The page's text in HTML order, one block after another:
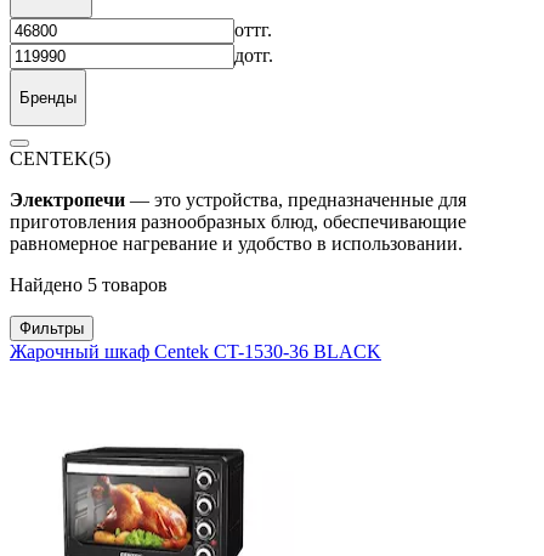
оттг.
дотг.
Бренды
CENTEK(5)
Электропечи — это устройства, предназначенные для
приготовления разнообразных блюд, обеспечивающие
равномерное нагревание и удобство в использовании.
Найдено 5 товаров
Фильтры
Жарочный шкаф Centek CT-1530-36 BLACK